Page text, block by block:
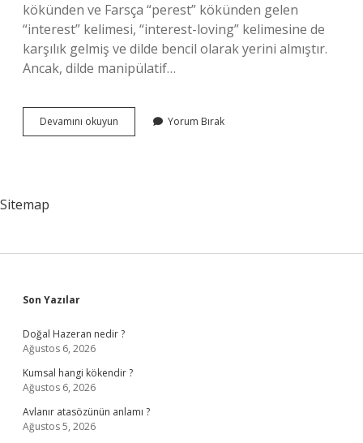
kökünden ve Farsça “perest” kökünden gelen
“interest” kelimesi, “interest-loving” kelimesine de
karşılık gelmiş ve dilde bencil olarak yerini almıştır.
Ancak, dilde manipülatif…
Devamını okuyun
Ne
Yorum Bırak
Sitemap
Sidebar
Son Yazılar
Doğal Hazeran nedir ?
Ağustos 6, 2026
Kumsal hangi kökendir ?
Ağustos 6, 2026
Avlanır atasözünün anlamı ?
Ağustos 5, 2026